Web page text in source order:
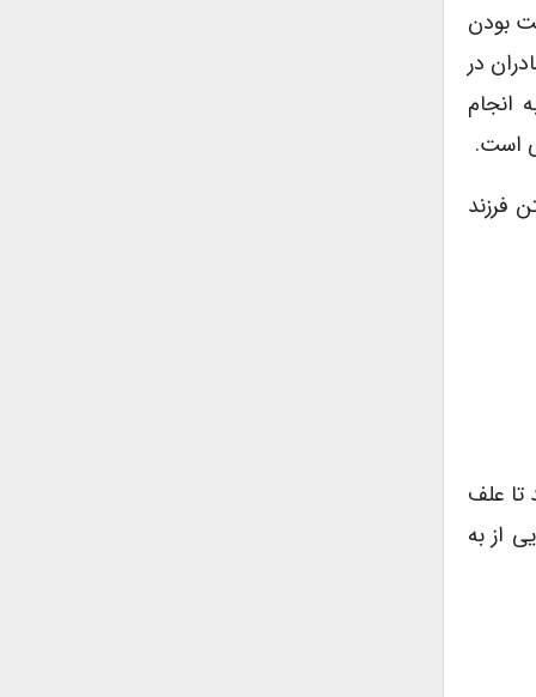
بودن
در
انجام
است.
فرزند
تا علف
از به